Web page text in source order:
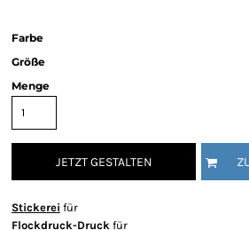
Farbe
Größe
Menge
JETZT GESTALTEN
Stickerei für
Flockdruck-Druck für